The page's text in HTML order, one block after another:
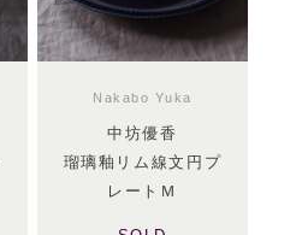
Nakabo Yuka
中坊優香
瑠璃釉リム線文円プ
レートＭ